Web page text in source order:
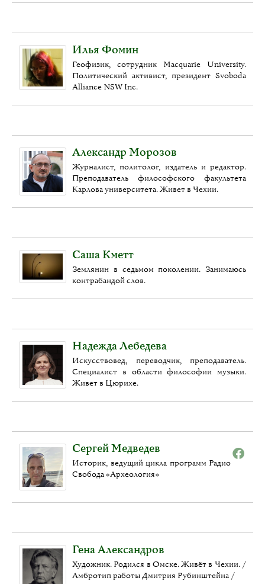
Илья Фомин
Геофизик, сотрудник Macquarie University.
Политический активист, президент Svoboda
Alliance NSW Inc.
Александр Морозов
Журналист, политолог, издатель и редактор.
Преподаватель философского факультета
Карлова университета. Живет в Чехии.
Саша Кметт
Землянин в седьмом поколении. Занимаюсь
контрабандой слов.
Надежда Лебедева
Искусствовед, переводчик, преподаватель.
Специалист в области философии музыки.
Живет в Цюрихе.
Сергей Медведев
Историк, ведущий цикла программ Радио
Свобода «Археология»
Гена Александров
Художник. Родился в Омске. Живёт в Чехии. /
Амбротип работы Дмитрия Рубинштейна /